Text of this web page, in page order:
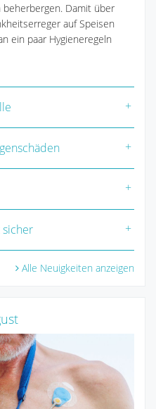
Damit über
auf Speisen
ein paar Hygieneregeln
Alle Neuigkeiten anzeigen